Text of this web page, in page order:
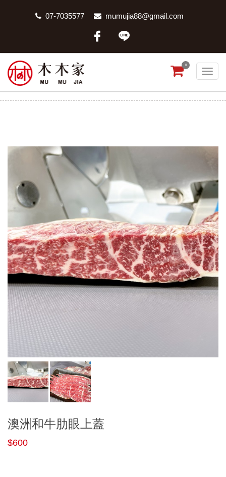
07-7035577 mumujia88@gmail.com
0
澳洲和牛肋眼上蓋 澳洲和牛肋眼上蓋
澳洲和牛肋眼上蓋
$600